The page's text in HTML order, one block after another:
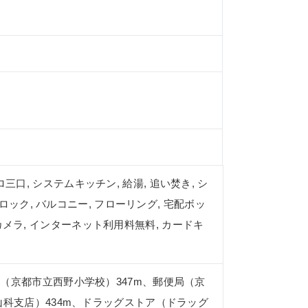
口, システムキッチン, 給湯, 追い焚き, シ
ック, バルコニー, フローリング, 宅配ボッ
ラ, インターネット利用料無料, カードキ
京都市立西野小学校）347m、郵便局（京
支店）434m、ドラッグストア（ドラッグ